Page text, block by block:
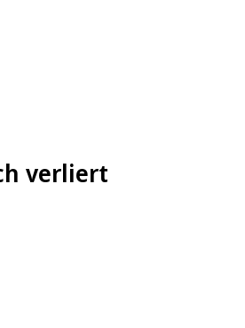
verliert